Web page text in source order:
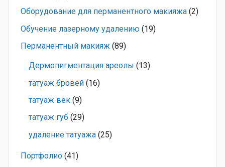
Оборудование для перманентного макияжа (2)
Обучение лазерному удалению (19)
Перманентный макияж (89)
Дермопигментация ареолы (13)
татуаж бровей (16)
татуаж век (9)
татуаж губ (29)
удаление татуажа (25)
Портфолио (41)